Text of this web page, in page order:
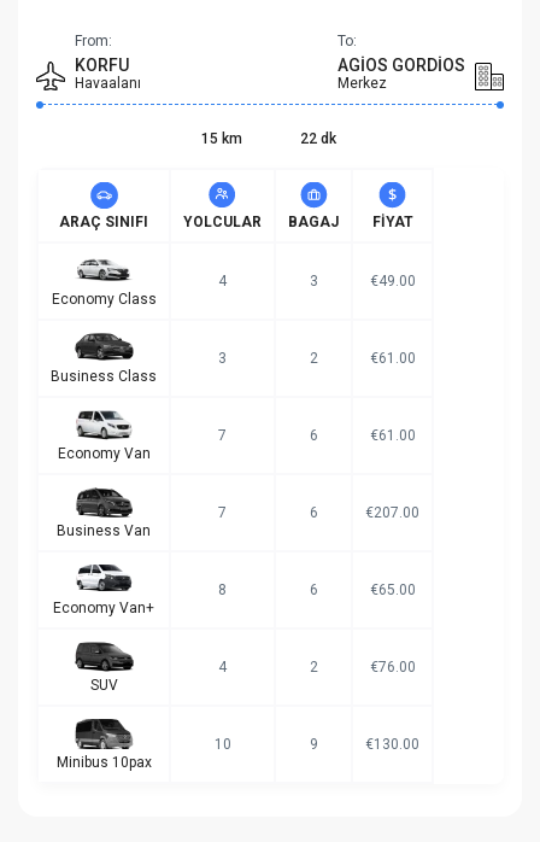
From:
KORFU
Havaalanı
To:
AGIOS GORDIOS
Merkez
15 km 22 dk
ARAÇ SINIFI YOLCULAR BAGAJ FIYAT
Economy Class
4 3 €49.00
Business Class
3 2 €61.00
Economy Van
7 6 €61.00
Business Van
7 6 €207.00
Economy Van+
8 6 €65.00
SUV
4 2 €76.00
Minibus 10pax
10 9 €130.00